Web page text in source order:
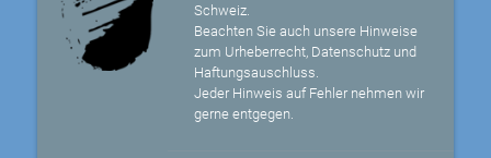
Schweiz.
Beachten Sie auch unsere Hinweise
zum Urheberrecht, Datenschutz und
Haftungsauschluss.
Jeder Hinweis auf Fehler nehmen wir
gerne entgegen.